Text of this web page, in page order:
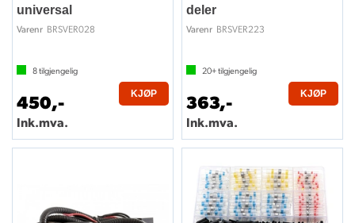
universal
Varenr BRSVER028
8tilgjengelig
450,-
Ink.mva.
KJØP
deler
Varenr BRSVER223
20+tilgjengelig
363,-
Ink.mva.
KJØP